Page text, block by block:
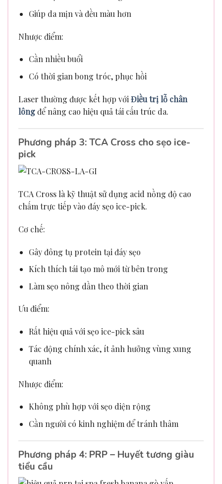
Giúp da mịn và đều màu hơn
Nhược điểm:
Cần nhiều buổi
Có thời gian bong tróc, phục hồi
Laser thường được kết hợp với Điều trị lỗ chân
lôngđể nâng cao hiệu quả tái cấu trúc da.
Phương pháp 3: TCA Cross cho sẹo ice-
pick
TCA Cross là kỹ thuật sử dụng acid nồng độ cao
chấm trực tiếp vào đáy sẹo ice-pick.
Cơ chế:
Gây đông tụ protein tại đáy sẹo
Kích thích tái tạo mô mới từ bên trong
Làm sẹo nông dần theo thời gian
Ưu điểm:
Rất hiệu quả với sẹo ice-pick sâu
Tác động chính xác, ít ảnh hưởng vùng xung
quanh
Nhược điểm:
Không phù hợp với sẹo diện rộng
Cần người có kinh nghiệm để tránh thâm
Phương pháp 4: PRP – Huyết tương giàu
tiểu cầu